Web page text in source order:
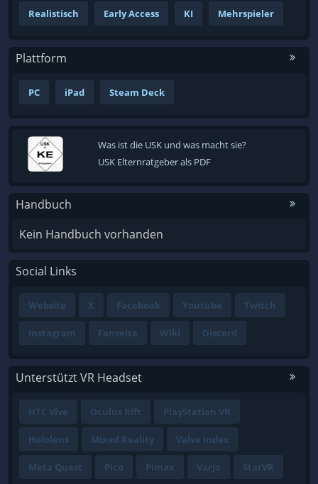
Realistisch Early Access KI Mehrspieler
Plattform
PC iPad Steam Deck
Was ist die USK und was macht sie?
USK Elternratgeber als PDF
Handbuch
Kein Handbuch vorhanden
Social Links
Website X Facebook Youtube Twitch
Instagram Fanseite Wiki Discord
Unterstützt VR Headset
HTC Vive Oculus Rift PlayStation VR
Hololens Mixed Reality Valve Index
Meta Quest Pico Pimax Varjo StarVR